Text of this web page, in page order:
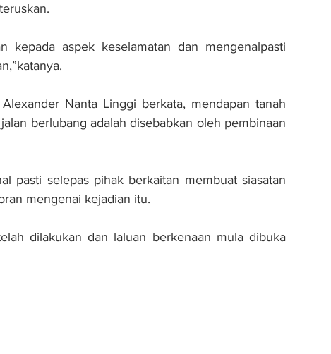
kepada aspek keselamatan dan mengenalpasti
Nanta Linggi berkata, mendapan tanah
berlubang adalah disebabkan oleh pembinaan
pasti selepas pihak berkaitan membuat siasatan
mengenai kejadian itu.
dilakukan dan laluan berkenaan mula dibuka